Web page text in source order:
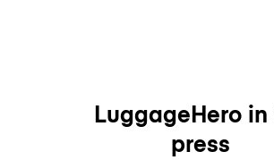
LuggageHero in
press